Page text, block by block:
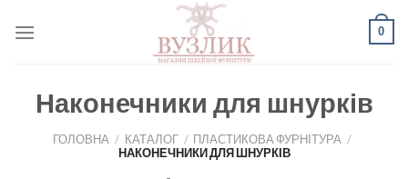
0
Наконечники для шнурків
ГОЛОВНА / КАТАЛОГ / ПЛАСТИКОВА ФУРНІТУРА /
НАКОНЕЧНИКИ ДЛЯ ШНУРКІВ